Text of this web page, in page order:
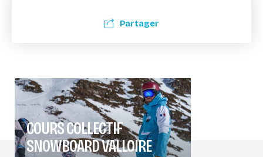
Partager
COURS COLLECTIF
SNOWBOARD VALLOIRE